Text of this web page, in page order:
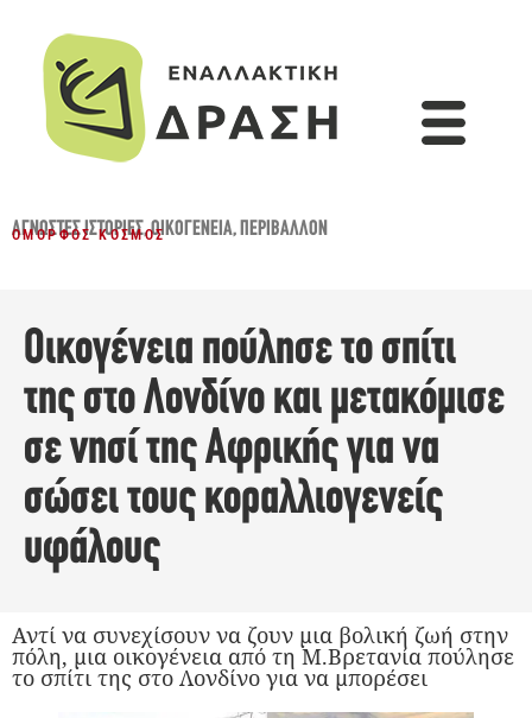
ΆΓΝΩΣΤΕΣ ΙΣΤΟΡΊΕΣ,ΟΙΚΟΓΈΝΕΙΑ,ΠΕΡΙΒΆΛΛΟΝ
ΌΜΟΡΦΟΣ ΚΌΣΜΟΣ
Οικογένεια πούλησε το σπίτι
της στο Λονδίνο και μετακόμισε
σε νησί της Αφρικής για να
σώσει τους κοραλλιογενείς
υφάλους
Αντί να συνεχίσουν να ζουν μια βολική ζωή στην
πόλη, μια οικογένεια από τη Μ.Βρετανία πούλησε
το σπίτι της στο Λονδίνο για να μπορέσει